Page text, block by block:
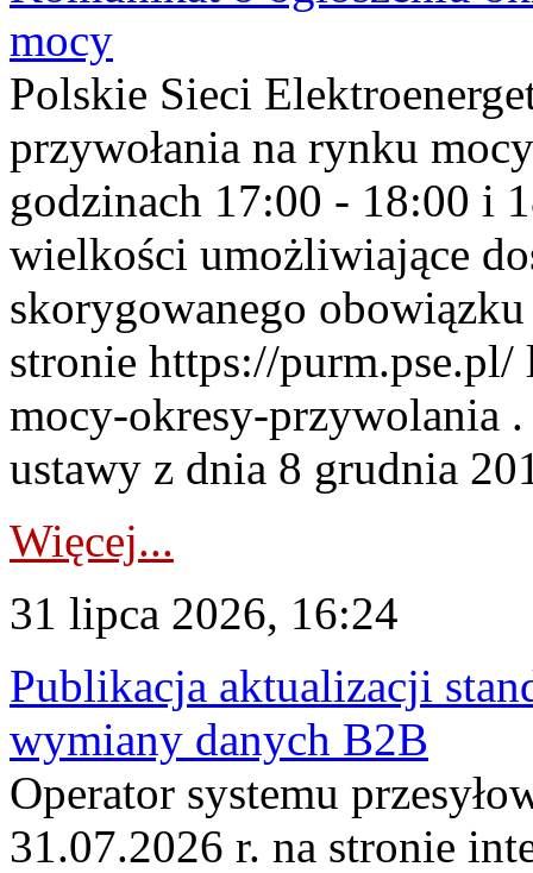
mocy
Polskie Sieci
przywołania na rynku
godzinach 17:00 - 18:00 i
wielkości umożliwiające
skorygowanego
stronie https://
mocy-okresy-przywolania
ustawy z dnia 8 grudnia
Więcej...
31 lipca 2026, 16:24
Publikacja aktualizacji
wymiany danych B2B
Operator systemu
31.07.2026 r. na stronie